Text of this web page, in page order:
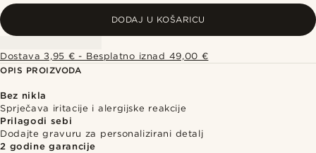
DODAJ U KOŠARICU
Dostava 3,95 € - Besplatno iznad 49,00 €
OPIS PROIZVODA
Bez nikla
Sprječava iritacije i alergijske reakcije
Prilagodi sebi
Dodajte gravuru za personalizirani detalj
2 godine garancije